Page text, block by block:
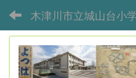
木津川市立城山台小